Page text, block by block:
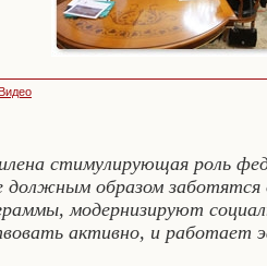
Видео
стимулирующая роль
должным образом
модернизируют
активно, и работает